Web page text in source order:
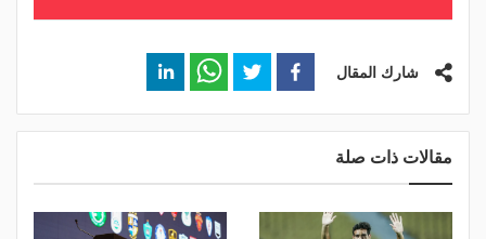
شارك المقال
مقالات ذات صلة